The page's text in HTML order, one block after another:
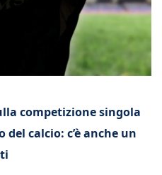
competizione singola
calcio: c’è anche un